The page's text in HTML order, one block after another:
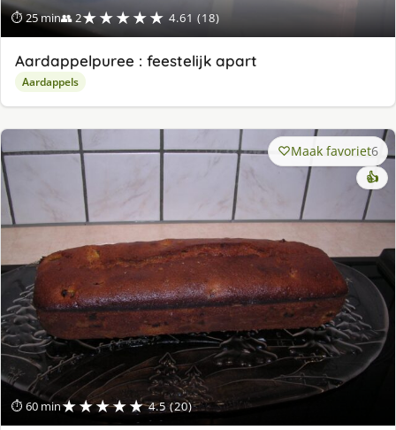
⏱ 25 min👥 2★★★★★ 4.61 (18)
Aardappelpuree : feestelijk apart
Aardappels
⏱ 60 min★★★★★ 4.5 (20)
Maak favoriet6
👍